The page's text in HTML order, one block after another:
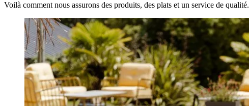
Voilà comment nous assurons des produits, des plats et un service de qualité.